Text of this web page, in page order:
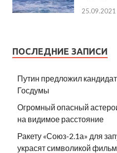
25.09.2021
ПОСЛЕДНИЕ ЗАПИСИ
Путин предложил
Госдумы
Огромный опасный
на видимое расстояние
Ракету «Союз-2.1а» для
украсят символикой